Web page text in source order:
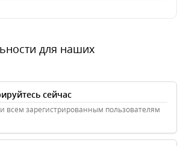
для наших
сейчас
всем зарегистрированным пользователям